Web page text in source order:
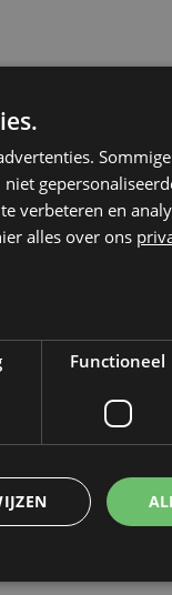
te verkopen.
was hier om
heb dan
van
in Gent,
verbeteren en
alles over ons
Functioneel